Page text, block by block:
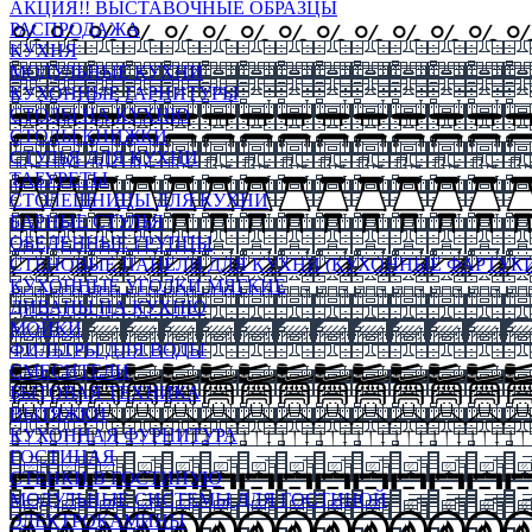
АКЦИЯ!! ВЫСТАВОЧНЫЕ ОБРАЗЦЫ
РАСПРОДАЖА
КУХНЯ
МОДУЛЬНЫЕ КУХНИ
КУХОННЫЕ ГАРНИТУРЫ
СТОЛЫ НА КУХНЮ
СТОЛЫ КНИЖКИ
СТУЛЬЯ ДЛЯ КУХНИ
ТАБУРЕТЫ
СТОЛЕШНИЦЫ ДЛЯ КУХНИ
БАРНЫЕ СТУЛЬЯ
ОБЕДЕННЫЕ ГРУППЫ
СТЕНОВЫЕ ПАНЕЛИ ДЛЯ КУХНИ (КУХОННЫЕ
КУХОННЫЕ УГОЛКИ МЯГКИЕ
ДИВАНЫ НА КУХНЮ
МОЙКИ
ФИЛЬТРЫ ДЛЯ ВОДЫ
СМЕСИТЕЛИ
БЫТОВАЯ ТЕХНИКА
ВЫТЯЖКИ
КУХОННАЯ ФУРНИТУРА
ГОСТИНАЯ
СТЕНКИ В ГОСТИНУЮ
МОДУЛЬНЫЕ СИСТЕМЫ ДЛЯ ГОСТИНОЙ
ЭЛЕКТРОКАМИНЫ